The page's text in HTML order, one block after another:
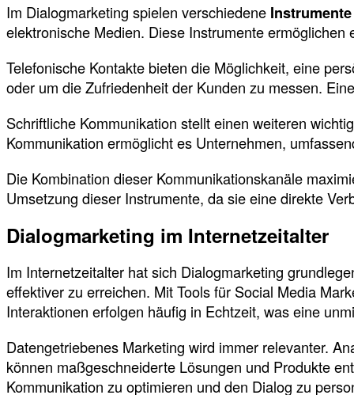
Im Dialogmarketing spielen verschiedene Instrumente
elektronische Medien. Diese Instrumente
Telefonische Kontakte bieten die Möglichkeit, eine
oder um die Zufriedenheit der Kunden zu messen.
Schriftliche Kommunikation stellt einen weiteren
Kommunikation ermöglicht es Unternehmen,
Die Kombination dieser Kommunikationskanäle
Umsetzung dieser Instrumente, da sie eine direkte
Dialogmarketing im Internetzeitalter
Im Internetzeitalter hat sich Dialogmarketing
effektiver zu erreichen. Mit Tools für Social Media
Interaktionen erfolgen häufig in Echtzeit, was eine
Datengetriebenes Marketing wird immer relevanter.
können maßgeschneiderte Lösungen und Produkte
Kommunikation zu optimieren und den Dialog zu